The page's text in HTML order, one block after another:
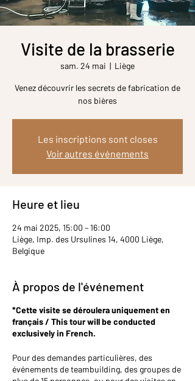
Visite de la brasserie
sam. 24 mai
  |
Liège
Venez découvrir les secrets de fabrication de
nos bières
Les inscriptions sont closes
Voir autres événements
Heure et lieu
24 mai 2025, 15:00 – 16:00
Liège, Imp. des Ursulines 14, 4000 Liège,
Belgique
À propos de l'événement
*Cette visite se déroulera uniquement en
français / This tour will be conducted
exclusively in French.
Pour des demandes particulières, des
événements de teambuilding, des groupes de